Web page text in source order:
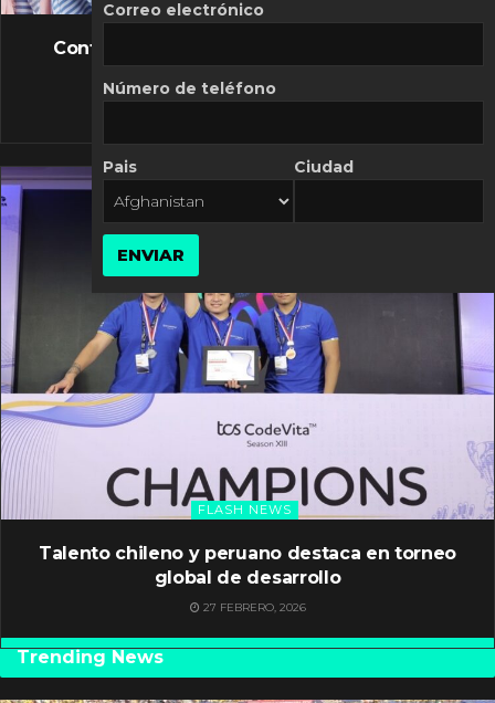
FLASH NEWS
Controversia de Mercado Libre por costos
10 MARZO, 2026
FLASH NEWS
Talento chileno y peruano destaca en torneo
global de desarrollo
27 FEBRERO, 2026
Trending News
Correo electrónico
Número de teléfono
Pais Ciudad
ENVIAR